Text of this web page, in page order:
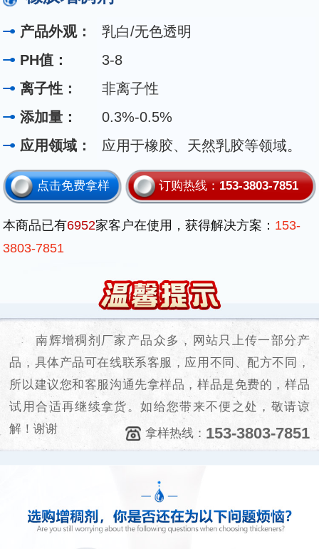
产品外观：
乳白/无色透明
PH值：
3-8
离子性：
非离子性
添加量：
0.3%-0.5%
应用领域：
应用于橡胶、天然乳胶等领域。
点击免费拿样 订购热线：153-3803-7851
本商品已有6952家客户在使用，获得解决方案： 153-
3803-7851
南辉增稠剂厂家产品众多，网站只上传一部分产
品，具体产品可在线联系客服，应用不同、配方不同，
所以建议您和客服沟通先拿样品，样品是免费的，样品
试用合适再继续拿货。如给您带来不便之处，敬请谅
解！谢谢
拿样热线： 153-3803-7851